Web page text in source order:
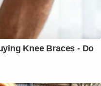
Knee Braces - Do